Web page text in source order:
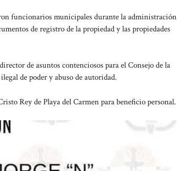
funcionarios municipales durante la administración
de registro de la propiedad y las propiedades
de asuntos contenciosos para el Consejo de la
de poder y abuso de autoridad.
Rey de Playa del Carmen para beneficio personal.